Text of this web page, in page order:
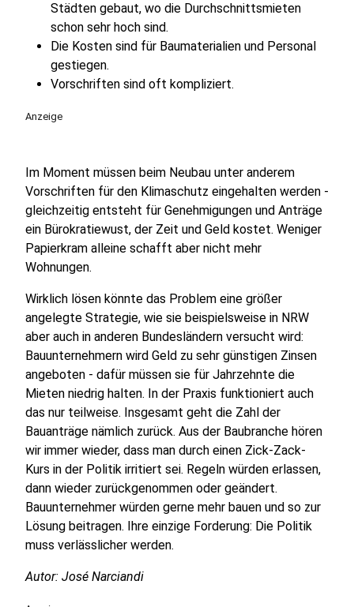
Städten gebaut, wo die Durchschnittsmieten
schon sehr hoch sind.
Die Kosten sind für Baumaterialien und Personal
gestiegen.
Vorschriften sind oft kompliziert.
Anzeige
Im Moment müssen beim Neubau unter anderem
Vorschriften für den Klimaschutz eingehalten werden -
gleichzeitig entsteht für Genehmigungen und Anträge
ein Bürokratiewust, der Zeit und Geld kostet. Weniger
Papierkram alleine schafft aber nicht mehr
Wohnungen.
Wirklich lösen könnte das Problem eine größer
angelegte Strategie, wie sie beispielsweise in NRW
aber auch in anderen Bundesländern versucht wird:
Bauunternehmern wird Geld zu sehr günstigen Zinsen
angeboten - dafür müssen sie für Jahrzehnte die
Mieten niedrig halten. In der Praxis funktioniert auch
das nur teilweise. Insgesamt geht die Zahl der
Bauanträge nämlich zurück. Aus der Baubranche hören
wir immer wieder, dass man durch einen Zick-Zack-
Kurs in der Politik irritiert sei. Regeln würden erlassen,
dann wieder zurückgenommen oder geändert.
Bauunternehmer würden gerne mehr bauen und so zur
Lösung beitragen. Ihre einzige Forderung: Die Politik
muss verlässlicher werden.
Autor: José Narciandi